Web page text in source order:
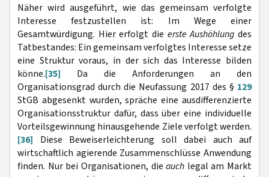
Näher wird ausgeführt, wie das gemeinsam verfolgte
Interesse festzustellen ist: Im Wege einer
Gesamtwürdigung. Hier erfolgt die erste Aushöhlung des
Tatbestandes: Ein gemeinsam verfolgtes Interesse setze
eine Struktur voraus, in der sich das Interesse bilden
könne.[35] Da die Anforderungen an den
Organisationsgrad durch die Neufassung 2017 des § 129
StGB abgesenkt wurden, spräche eine ausdifferenzierte
Organisationsstruktur dafür, dass über eine individuelle
Vorteilsgewinnung hinausgehende Ziele verfolgt werden.
[36] Diese Beweiserleichterung soll dabei auch auf
wirtschaftlich agierende Zusammenschlüsse Anwendung
finden. Nur bei Organisationen, dieauch legal am Markt